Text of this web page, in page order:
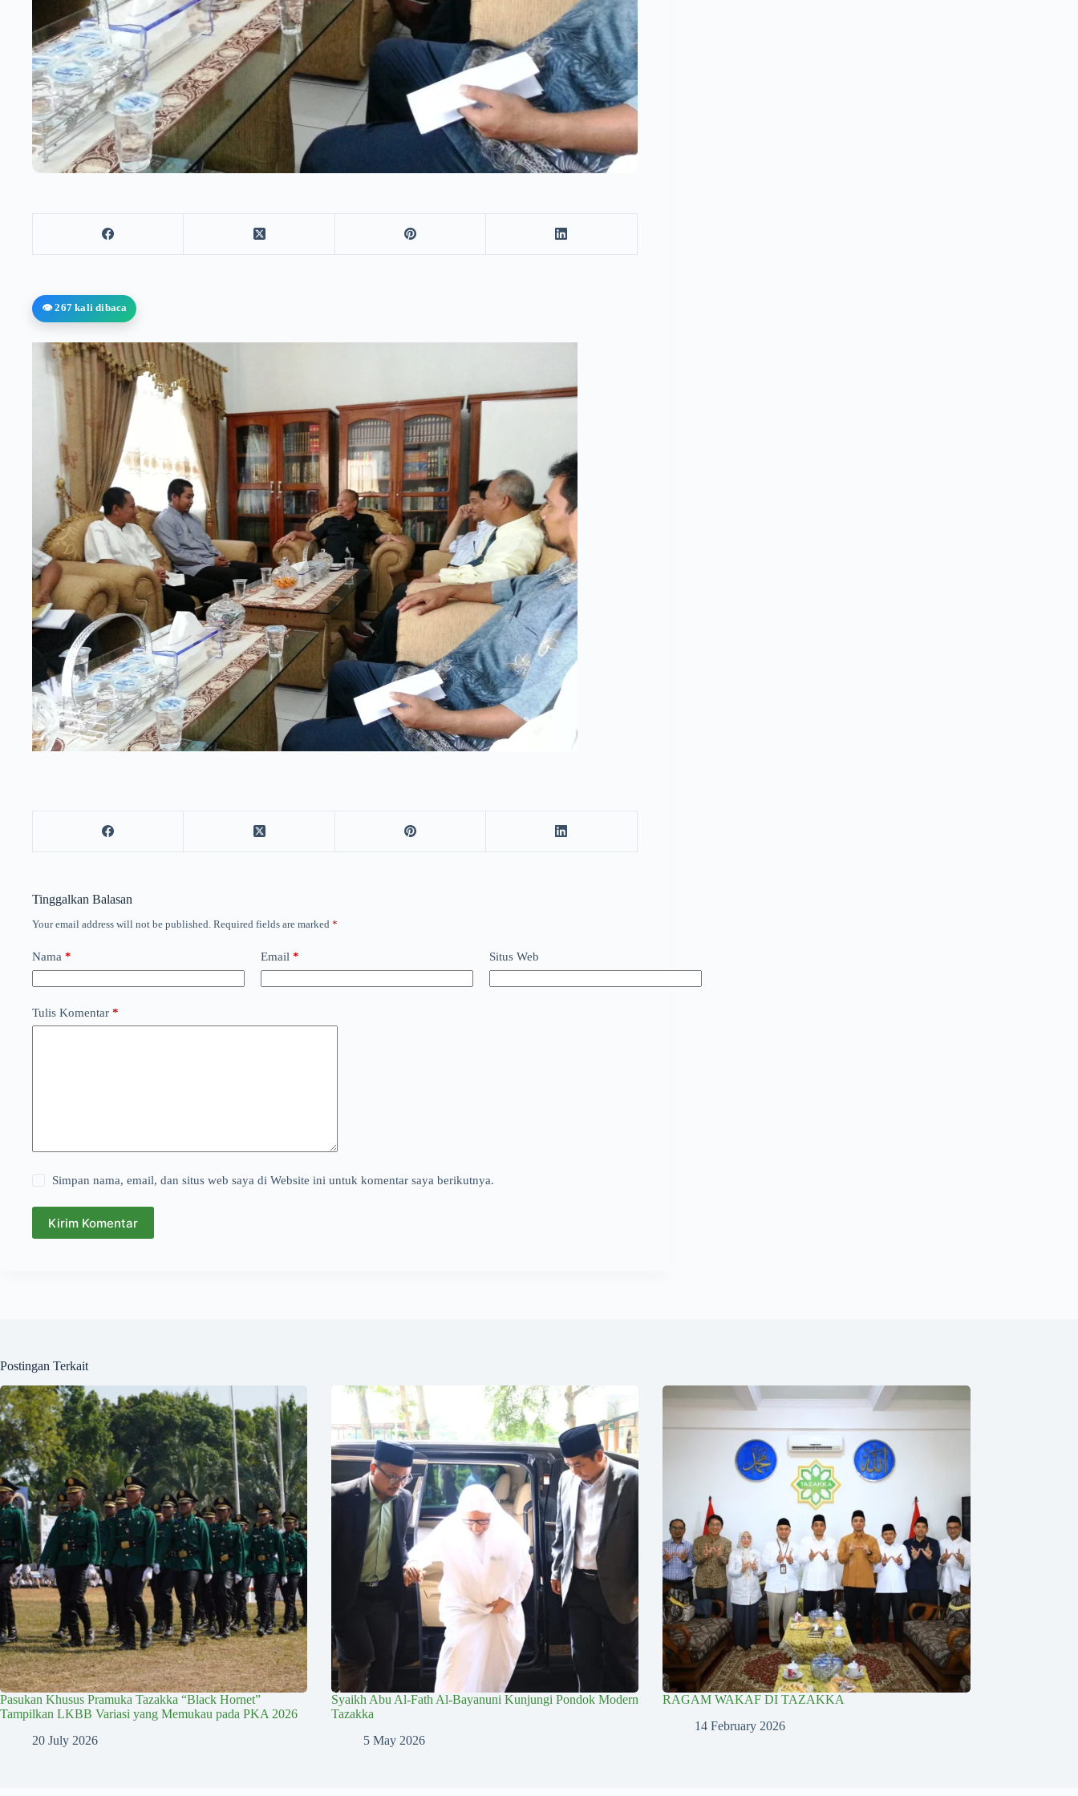
👁️ 267 kali dibaca
Tinggalkan Balasan
Your email address will not be published. Required fields are marked *
Nama * Email * Situs Web
Tulis Komentar *
Simpan nama, email, dan situs web saya di Website ini untuk komentar saya berikutnya.
Kirim Komentar
Postingan Terkait
Pasukan Khusus Pramuka Tazakka “Black Hornet”
Tampilkan LKBB Variasi yang Memukau pada PKA 2026
20 July 2026
Syaikh Abu Al-Fath Al-Bayanuni Kunjungi Pondok Modern
Tazakka
5 May 2026
RAGAM WAKAF DI TAZAKKA
14 February 2026